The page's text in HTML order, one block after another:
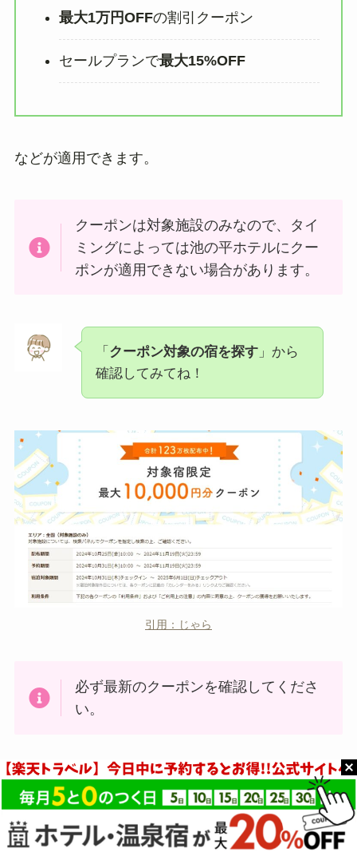
最大1万円OFFの割引クーポン
セールプランで最大15%OFF
などが適用できます。
クーポンは対象施設のみなので、タイ
ミングによっては池の平ホテルにクー
ポンが適用できない場合があります。
「 クーポン対象の宿を探す」から
確認してみてね！
引用：じゃら
必ず最新のクーポンを確認してくださ
い。
また、じゃらんでは対象予約利用額の最大全額
（上限100,000ポイント！）がdポイントで還元 さ
れる太っ腹なキャンペーンが開催されることも。